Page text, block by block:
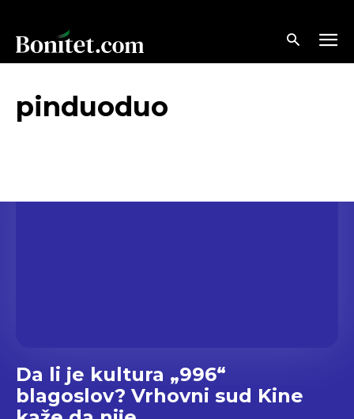
pinduoduo
Da li je kultura „996“
blagoslov? Vrhovni sud Kine